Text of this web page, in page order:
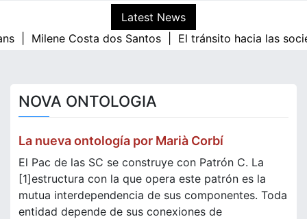
Latest News
|
Milene Costa dos Santos | El tránsito hacia las
NOVA ONTOLOGIA
La nueva ontología por Marià Corbí
El Pac de las SC se construye con Patrón C. La
[1]estructura con la que opera este patrón es la
mutua interdependencia de sus componentes. Toda
entidad depende de sus conexiones de